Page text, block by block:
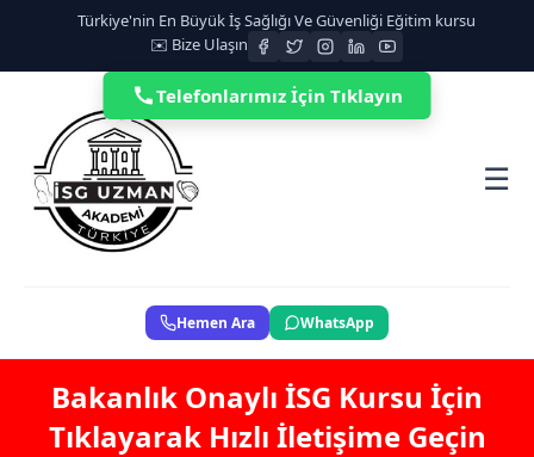
Türkiye'nin En Büyük İş Sağlığı Ve Güvenliği Eğitim kursu
✉️ Bize Ulaşın
☰
Hemen Ara WhatsApp
Bakanlık Onaylı İSG Kursu İçin
Tıklayarak Hızlı İletişime Geçin
Telefonlarımız İçin Tıklayın